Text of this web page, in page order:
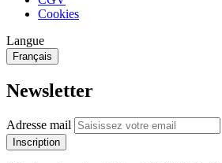
Cookies
Langue
Français
Newsletter
Adresse mail
Inscription